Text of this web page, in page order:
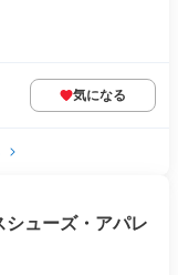
気になる
ューズ・アパレ